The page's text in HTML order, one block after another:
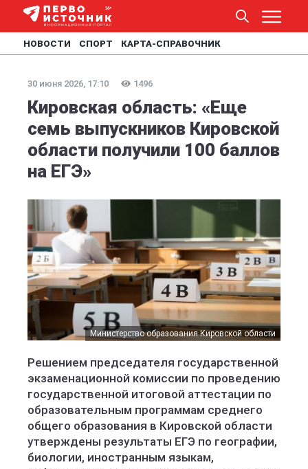
НОВОСТИ СПОРТ КАРТА-СПРАВОЧНИК
30 июня 2026, 17:10 1496
Кировская область: «Еще
семь выпускников Кировской
области получили 100 баллов
на ЕГЭ»
Министерство образования Кировской области
Решением председателя государственной
экзаменационной комиссии по проведению
государственной итоговой аттестации по
образовательным программам среднего
общего образования в Кировской области
утверждены результаты ЕГЭ по географии,
биологии, иностранным языкам,